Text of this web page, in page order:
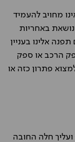
מחויב להעמיד
באחריות
אלינו בעניין
הרכב או ספק
פתרון כזה או
חלה החובה